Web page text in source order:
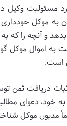
مسئولیت وکیل
و آنچه را که به
به اموال موکل
است.
دریافت ثمن
خود، دعوای
مدیون موکل